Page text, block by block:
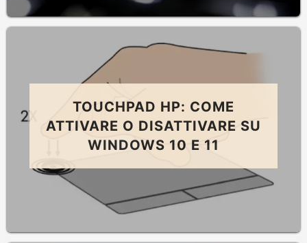
TOUCHPAD HP: COME
ATTIVARE O DISATTIVARE SU
WINDOWS 10 E 11